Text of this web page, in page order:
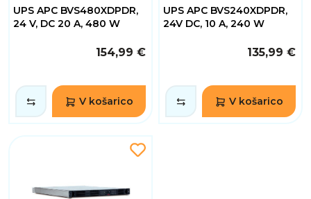
UPS APC BVS480XDPDR,
24 V, DC 20 A, 480 W
154,99 €
V košarico
UPS APC BVS240XDPDR,
24V DC, 10 A, 240 W
135,99 €
V košarico